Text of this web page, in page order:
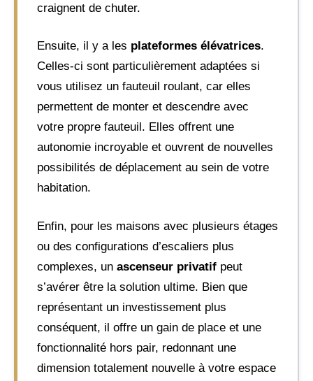
craignent de chuter.
Ensuite, il y a les plateformes élévatrices.
Celles-ci sont particulièrement adaptées si
vous utilisez un fauteuil roulant, car elles
permettent de monter et descendre avec
votre propre fauteuil. Elles offrent une
autonomie incroyable et ouvrent de nouvelles
possibilités de déplacement au sein de votre
habitation.
Enfin, pour les maisons avec plusieurs étages
ou des configurations d’escaliers plus
complexes, un ascenseur privatif peut
s’avérer être la solution ultime. Bien que
représentant un investissement plus
conséquent, il offre un gain de place et une
fonctionnalité hors pair, redonnant une
dimension totalement nouvelle à votre espace